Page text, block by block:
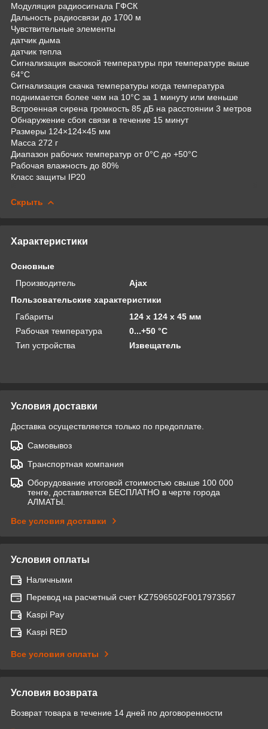
Модуляция радиосигнала ГФСК
Дальность радиосвязи до 1700 м
Чувствительные элементы
датчик дыма
датчик тепла
Сигнализация высокой температуры при температуре выше
64°С
Сигнализация скачка температуры когда температура
поднимается более чем на 10°C за 1 минуту или меньше
Встроенная сирена громкость 85 дБ на расстоянии 3 метров
Обнаружение сбоя связи в течение 15 минут
Размеры 124×124×45 мм
Масса 272 г
Диапазон рабочих температур от 0°С до +50°С
Рабочая влажность до 80%
Класс защиты IP20
Скрыть
Характеристики
Основные
Производитель
Ajax
Пользовательские характеристики
Габариты
124 х 124 х 45 мм
Рабочая температура
0...+50 °С
Тип устройства
Извещатель
Условия доставки
Доставка осуществляется только по предоплате.
Самовывоз
Транспортная компания
Оборудование итоговой стоимостью свыше 100 000
тенге, доставляется БЕСПЛАТНО в черте города
АЛМАТЫ.
Все условия доставки
Условия оплаты
Наличными
Перевод на расчетный счет KZ7596502F0017973567
Kaspi Pay
Kaspi RED
Все условия оплаты
Условия возврата
Возврат товара в течение 14 дней по договоренности